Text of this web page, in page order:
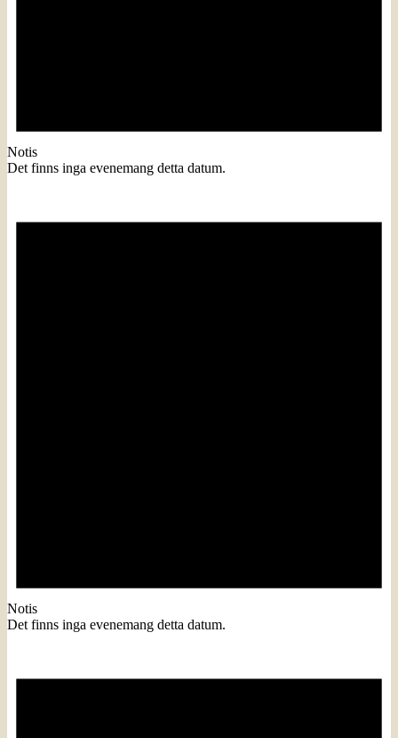
Notis
Det finns inga evenemang detta datum.
Notis
Det finns inga evenemang detta datum.